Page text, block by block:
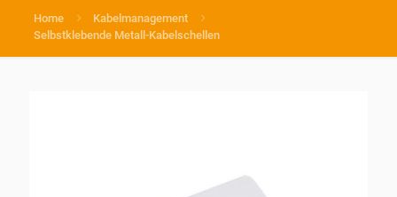
Home
Kabelmanagement
Selbstklebende Metall-Kabelschellen